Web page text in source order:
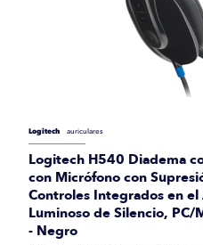
Logitech auriculares
Logitech H540 Diadema
con Micrófono con
Controles Integrados en
Luminoso de Silencio,
- Negro